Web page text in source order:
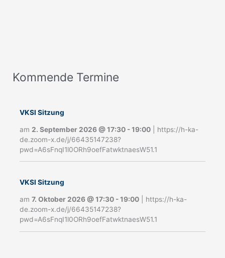
Kommende Termine
VKSI Sitzung
am 2. September 2026@17:30 -19:00
https://h-ka-
de.zoom-x.de/j/66435147238?
pwd=A6sFnqI1l0ORh9oefFatwktnaesW51.1
VKSI Sitzung
am7. Oktober 2026@17:30 -19:00
https://h-ka-
de.zoom-x.de/j/66435147238?
pwd=A6sFnqI1l0ORh9oefFatwktnaesW51.1
A